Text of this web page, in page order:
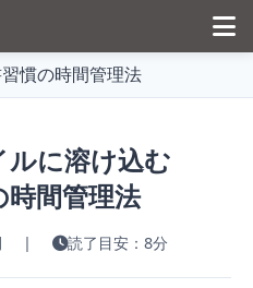
慣の時間管理法
に溶け込む
間管理法
| 読了目安：8分